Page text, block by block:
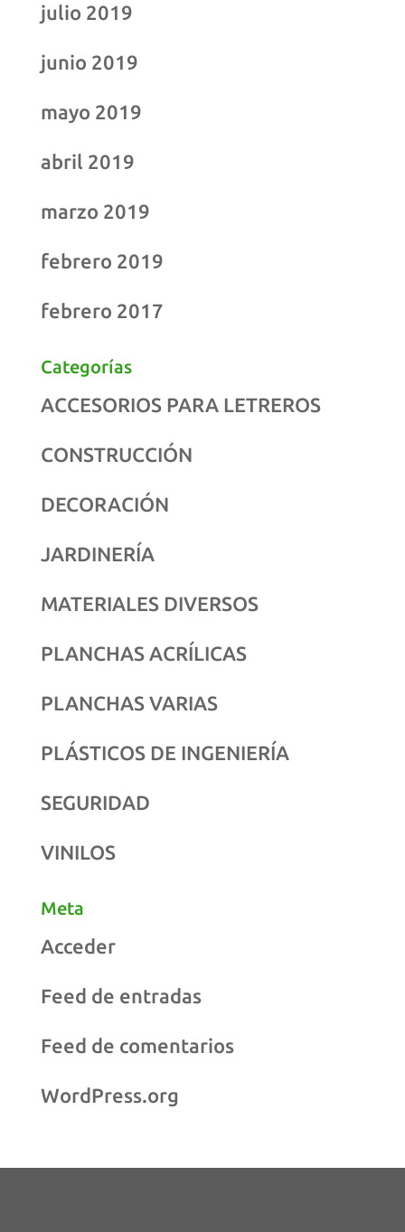
julio 2019
junio 2019
mayo 2019
abril 2019
marzo 2019
febrero 2019
febrero 2017
Categorías
ACCESORIOS PARA LETREROS
CONSTRUCCIÓN
DECORACIÓN
JARDINERÍA
MATERIALES DIVERSOS
PLANCHAS ACRÍLICAS
PLANCHAS VARIAS
PLÁSTICOS DE INGENIERÍA
SEGURIDAD
VINILOS
Meta
Acceder
Feed de entradas
Feed de comentarios
WordPress.org